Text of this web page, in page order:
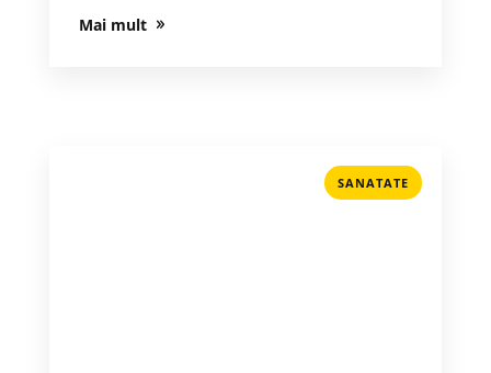
Mai mult
SANATATE